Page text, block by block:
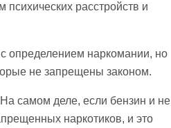
расстройств и
определением наркомании, но
не запрещены законом.
самом деле, если бензин и не
наркотиков, и это